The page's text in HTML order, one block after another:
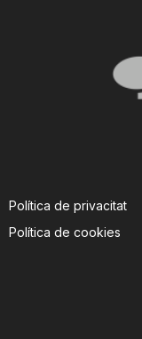
Política de privacitat
Política de cookies